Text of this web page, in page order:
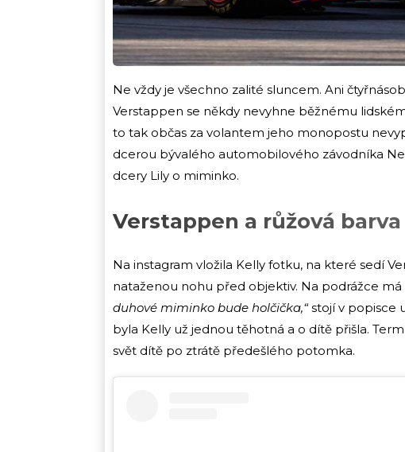
Ne vždy je všechno zalité sluncem. Ani
Verstappen se někdy nevyhne běžnému
to tak občas za volantem jeho monopostu
dcerou bývalého automobilového závodníka
dcery Lily o miminko.
Verstappen a růžová barva
Na instagram vložila Kelly fotku, na které sedí
nataženou nohu před objektiv. Na podrážce má
duhové miminko bude holčička,“stojí v popisce
byla Kelly už jednou těhotná a o dítě přišla.
svět dítě po ztrátě předešlého potomka.